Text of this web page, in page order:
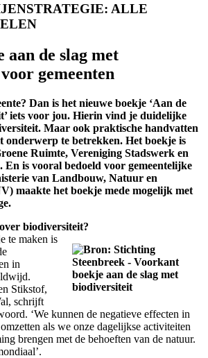
ALLE
aan de slag met
gemeenten
Dan is het nieuwe boekje ‘Aan de
iets voor jou. Hierin vind je duidelijke
Maar ook praktische handvatten
onderwerp te betrekken. Het boekje is
Ruimte, Vereniging Stadswerk en
En is vooral bedoeld voor gemeentelijke
van Landbouw, Natuur en
maakte het boekje mede mogelijk met
biodiversiteit?
te maken is
in
Stikstof,
schrijft
‘We kunnen de negatieve effecten in
als we onze dagelijkse activiteiten
brengen met de behoeften van de natuur.